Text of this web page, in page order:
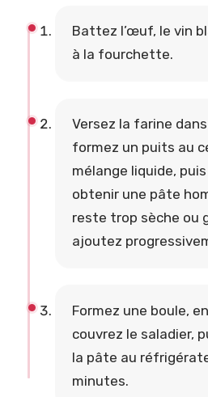
Battez l’œuf, le vin
à la fourchette.
Versez la farine
formez un puits au
mélange liquide,
obtenir une pâte
reste trop sèche ou
ajoutez
Formez une boule,
couvrez le saladier,
la pâte au
minutes.